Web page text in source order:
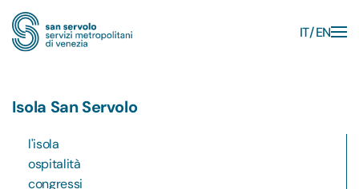
Skip to main content
IT EN
Isola San Servolo
l'isola
ospitalità
congressi